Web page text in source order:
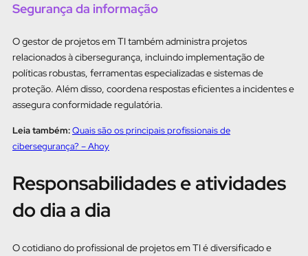
Segurança da informação
O gestor de projetos em TI também administra projetos
relacionados à cibersegurança, incluindo implementação de
políticas robustas, ferramentas especializadas e sistemas de
proteção. Além disso, coordena respostas eficientes a incidentes e
assegura conformidade regulatória.
Leia também:Quais são os principais profissionais de
cibersegurança? – Ahoy
Responsabilidades e atividades
do dia a dia
O cotidiano do profissional de projetos em TI é diversificado e